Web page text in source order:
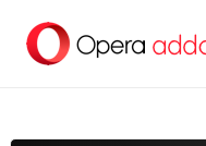
सामग्री